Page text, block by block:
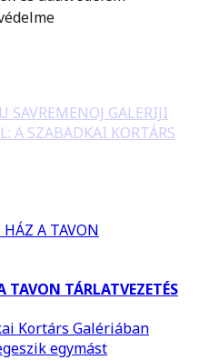
SAVREMENOJ GALERIJI
A SZABADKAI KORTÁRS
TÁRLATVEZETÉS